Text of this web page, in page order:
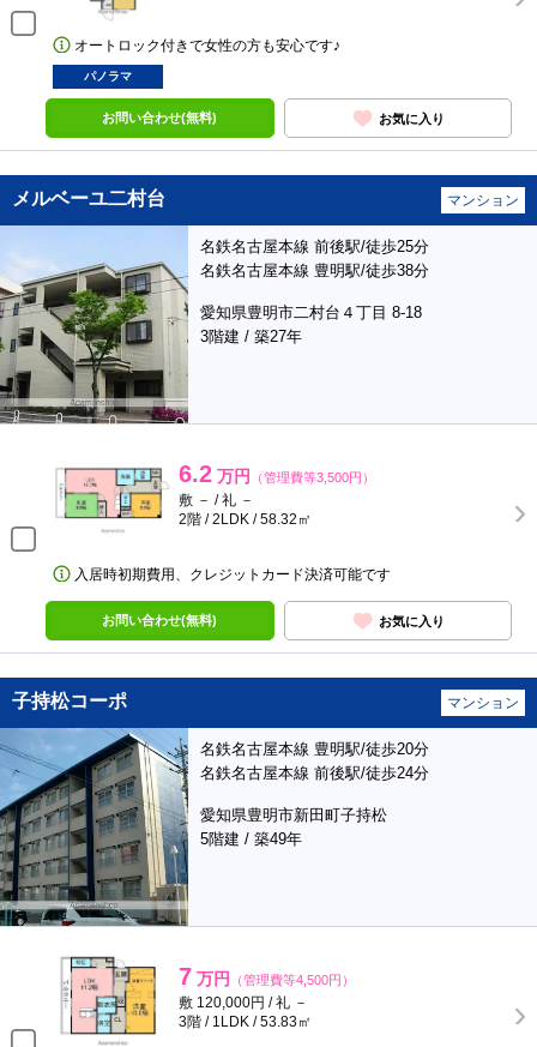
オートロック付きで女性の方も安心です♪
パノラマ
お問い合わせ(無料) お気に入り
メルベーユ二村台 マンション
名鉄名古屋本線 前後駅/徒歩25分
名鉄名古屋本線 豊明駅/徒歩38分
愛知県豊明市二村台４丁目 8-18
3階建 / 築27年
6.2 万円 （管理費等3,500円）
敷 － / 礼 －
2階 / 2LDK / 58.32㎡
入居時初期費用、クレジットカード決済可能です
お問い合わせ(無料) お気に入り
子持松コーポ マンション
名鉄名古屋本線 豊明駅/徒歩20分
名鉄名古屋本線 前後駅/徒歩24分
愛知県豊明市新田町子持松
5階建 / 築49年
7 万円 （管理費等4,500円）
敷 120,000円 / 礼 －
3階 / 1LDK / 53.83㎡